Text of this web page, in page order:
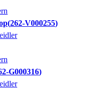
262-V000255
G000316